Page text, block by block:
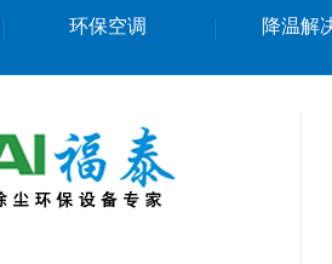
环保空调 降温解